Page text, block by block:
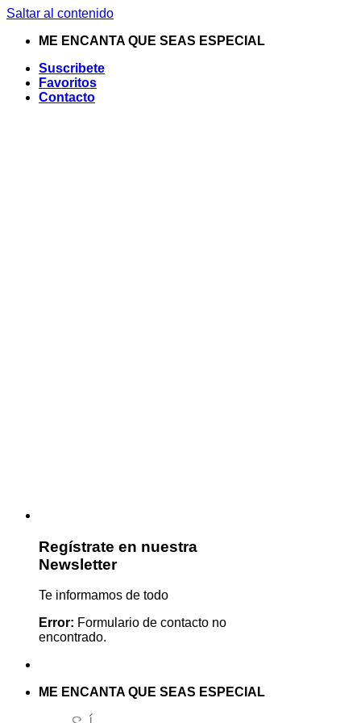
Saltar al contenido
ME ENCANTA QUE SEAS ESPECIAL
Suscribete
Favoritos
Contacto
Regístrate en nuestra
Newsletter
Te informamos de todo
Error: Formulario de contacto no
encontrado.
ME ENCANTA QUE SEAS ESPECIAL